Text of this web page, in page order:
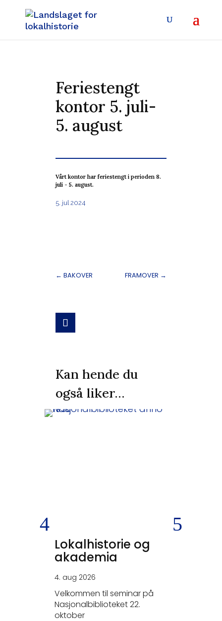
Feriestengt
kontor 5. juli-
5. august
Vårt kontor har feriestengt i perioden 8.
juli - 5. august.
5. jul 2024
← BAKOVER FRAMOVER →
Kan hende du
også liker…
Lokalhistorie og
akademia
4. aug 2026
Velkommen til seminar på
Nasjonalbiblioteket 22.
oktober